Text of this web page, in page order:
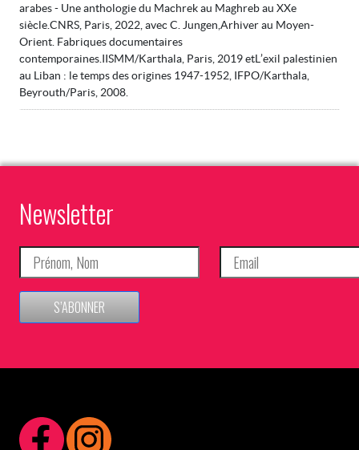
arabes - Une anthologie du Machrek au Maghreb au XXe
siècle. CNRS, Paris, 2022, avec C. Jungen, Arhiver au Moyen-
Orient. Fabriques documentaires
contemporaines. IISMM/Karthala, Paris, 2019 et L’exil palestinien
au Liban : le temps des origines 1947-1952, IFPO/Karthala,
Beyrouth/Paris, 2008.
Newsletter
S’ABONNER